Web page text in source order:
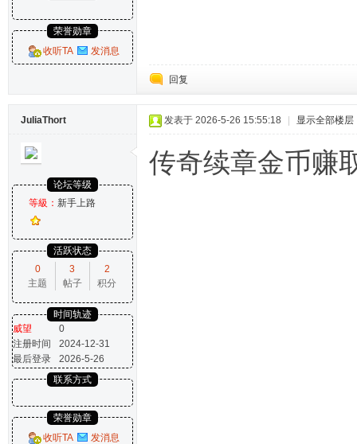
荣誉勋章
收听TA
发消息
回复
JuliaThort
论坛等级
等級： 新手上路
活跃状态
0
主题
3
帖子
2
积分
时间轨迹
威望
0
注册时间
2024-12-31
最后登录
2026-5-26
联系方式
荣誉勋章
收听TA
发消息
发表于 2026-5-26 15:55:18 显示全部楼层
传奇续章金币赚